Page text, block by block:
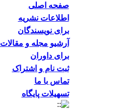
صفحه اصلی
اطلاعات نشریه
برای نویسندگان
آرشیو مجله و مقالات
برای داوران
ثبت نام و اشتراک
تماس با ما
تسهیلات پایگاه